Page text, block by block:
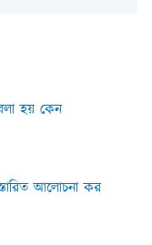
হয় কেন
আলোচনা কর